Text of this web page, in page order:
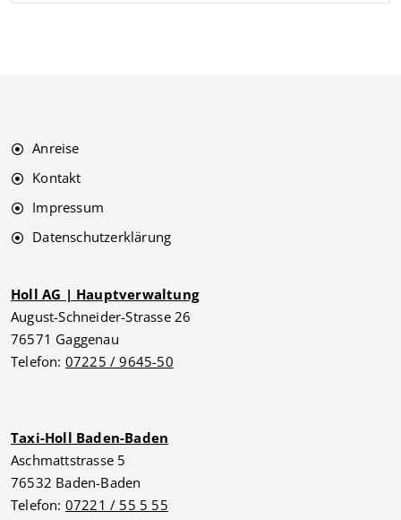
Anreise
Kontakt
Impressum
Datenschutzerklärung
Holl AG | Hauptverwaltung
August-Schneider-Strasse 26
76571 Gaggenau
Telefon: 07225 / 9645-50
Taxi-Holl Baden-Baden
Aschmattstrasse 5
76532 Baden-Baden
Telefon: 07221 / 55 5 55